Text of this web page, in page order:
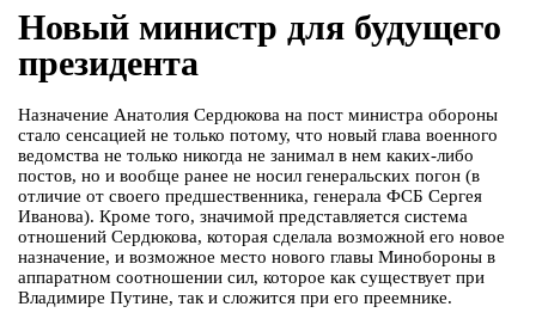
Новый министр для будущего
президента
Назначение Анатолия Сердюкова на пост министра обороны
стало сенсацией не только потому, что новый глава военного
ведомства не только никогда не занимал в нем каких-либо
постов, но и вообще ранее не носил генеральских погон (в
отличие от своего предшественника, генерала ФСБ Сергея
Иванова). Кроме того, значимой представляется система
отношений Сердюкова, которая сделала возможной его новое
назначение, и возможное место нового главы Минобороны в
аппаратном соотношении сил, которое как существует при
Владимире Путине, так и сложится при его преемнике.